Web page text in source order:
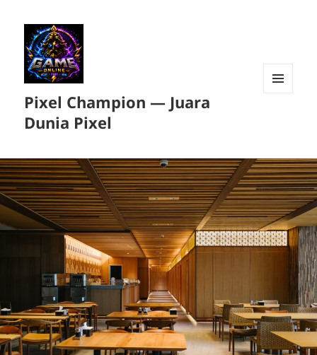
Pixel Champion — Juara
Dunia Pixel